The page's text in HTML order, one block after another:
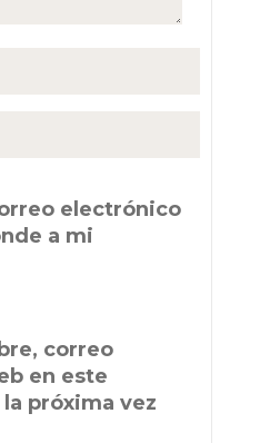
electrónico
a mi
correo
en este
próxima vez